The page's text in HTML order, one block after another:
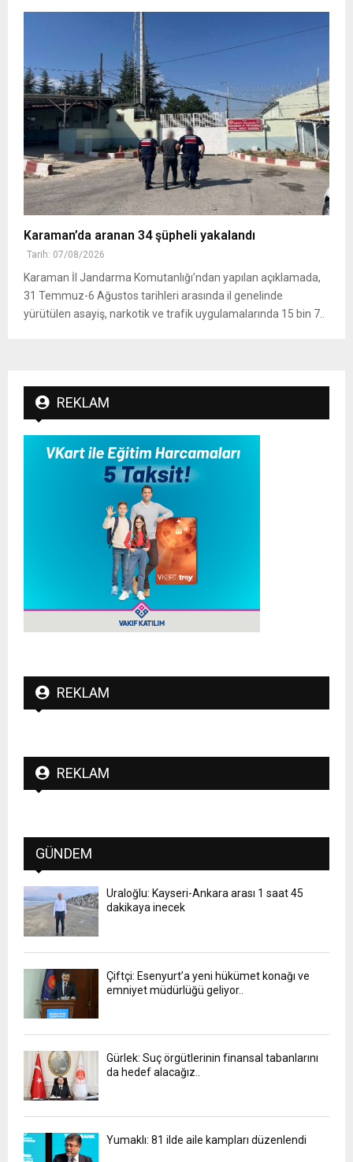
Karaman’da aranan 34 şüpheli yakalandı
Tarih: 07/08/2026
Karaman İl Jandarma Komutanlığı’ndan yapılan açıklamada,
31 Temmuz-6 Ağustos tarihleri arasında il genelinde
yürütülen asayiş, narkotik ve trafik uygulamalarında 15 bin 7..
REKLAM
REKLAM
REKLAM
GÜNDEM
Uraloğlu: Kayseri-Ankara arası 1 saat 45
dakikaya inecek
Çiftçi: Esenyurt’a yeni hükümet konağı ve
emniyet müdürlüğü geliyor..
Gürlek: Suç örgütlerinin finansal tabanlarını
da hedef alacağız..
Yumaklı: 81 ilde aile kampları düzenlendi